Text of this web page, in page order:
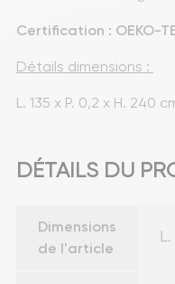
Certification : OEKO-
Détails dimensions :
L. 135 x P. 0,2 x H. 240
DÉTAILS DU
Dimensions
de l'article